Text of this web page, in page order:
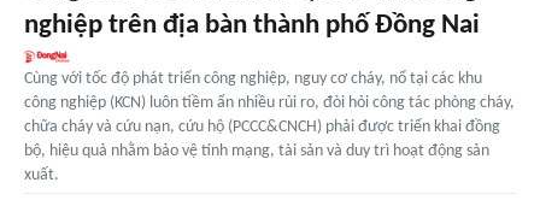
nghiệp trên địa bàn thành phố Đồng Nai
Cùng với tốc độ phát triển công nghiệp, nguy cơ cháy, nổ tại các khu
công nghiệp (KCN) luôn tiềm ẩn nhiều rủi ro, đòi hỏi công tác phòng cháy,
chữa cháy và cứu nạn, cứu hộ (PCCC&CNCH) phải được triển khai đồng
bộ, hiệu quả nhằm bảo vệ tính mạng, tài sản và duy trì hoạt động sản
xuất.